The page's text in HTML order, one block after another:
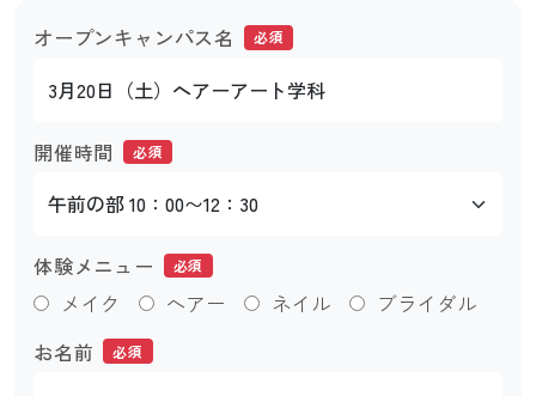
オープンキャンパス名 必須
開催時間 必須
体験メニュー 必須
メイク ヘアー ネイル
ブライダル
お名前
必須